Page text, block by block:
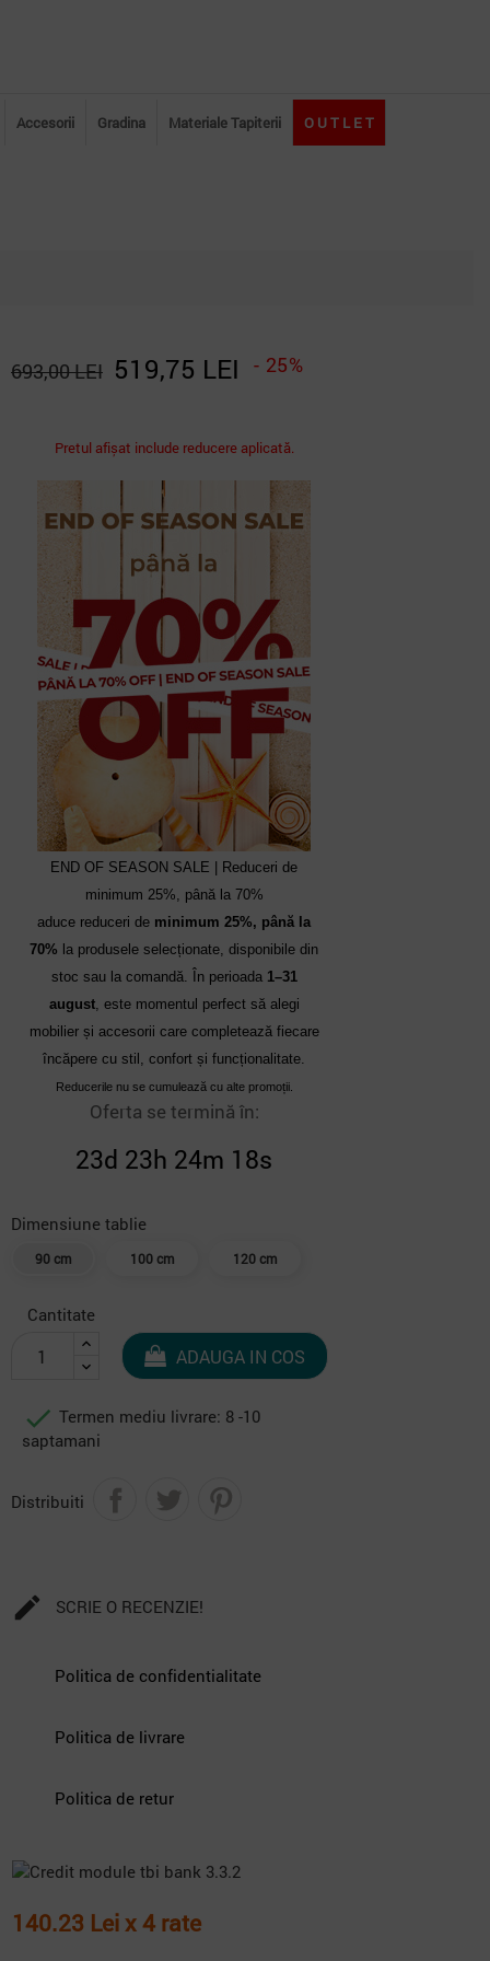
Accesorii Gradina Materiale Tapiterii O U T L E T
519,75 LEI - 25%
693,00 LEI
Pretul afișat include reducere aplicată.
END OF SEASON SALE | Reduceri de
minimum 25%, până la 70%
aduce reduceri de minimum 25%, până la
70% la produsele selecționate, disponibile din
stoc sau la comandă. În perioada 1–31
august, este momentul perfect să alegi
mobilier și accesorii care completează fiecare
încăpere cu stil, confort și funcționalitate.
Reducerile nu se cumulează cu alte promoții.
Oferta se termină în:
23d 23h 24m 17s
Dimensiune tablie
90 cm 100 cm 120 cm
Cantitate
ADAUGA IN COS
 Termen mediu livrare: 8 -10
saptamani
Distribuiti
 SCRIE O RECENZIE!
Politica de confidentialitate
Politica de livrare
Politica de retur
140.23 Lei x 4 rate